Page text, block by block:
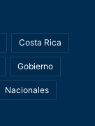
Costa Rica
Gobierno
Nacionales